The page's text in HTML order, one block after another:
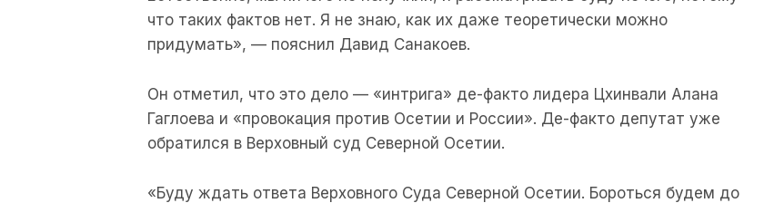
что таких фактов нет. Я не знаю, как их даже теоретически можно
придумать», — пояснил Давид Санакоев.
Он отметил, что это дело — «интрига» де-факто лидера Цхинвали Алана
Гаглоева и «провокация против Осетии и России». Де-факто депутат уже
обратился в Верховный суд Северной Осетии.
«Буду ждать ответа Верховного Суда Северной Осетии. Бороться будем до